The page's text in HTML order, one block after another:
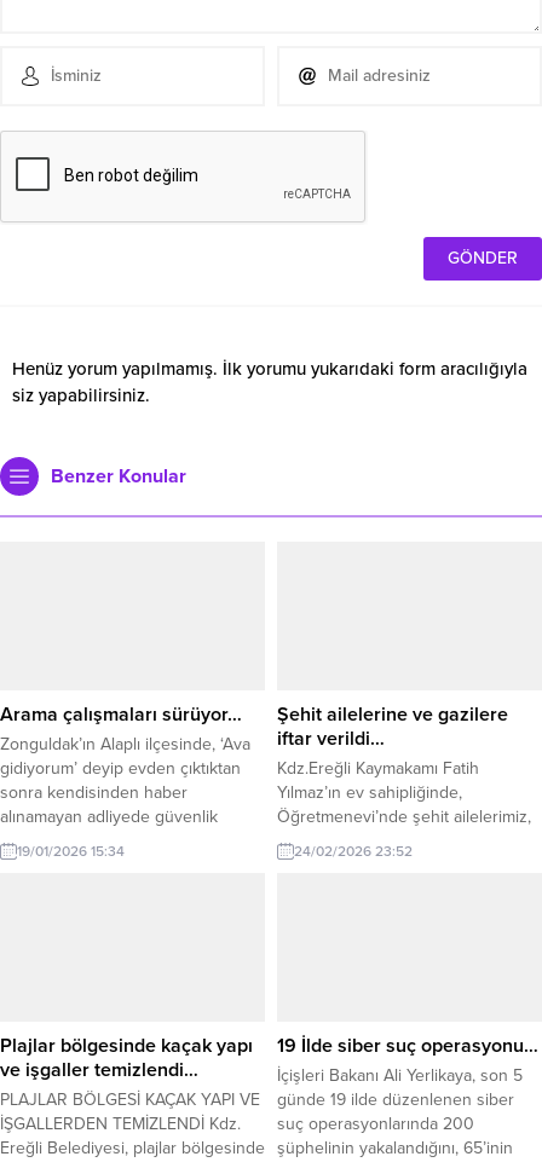
Henüz yorum yapılmamış. İlk yorumu yukarıdaki form aracılığıyla
siz yapabilirsiniz.
Benzer Konular
Arama çalışmaları sürüyor…
Zonguldak’ın Alaplı ilçesinde, ‘Ava
gidiyorum’ deyip evden çıktıktan
sonra kendisinden haber
alınamayan adliyede güvenlik
görevlisi Mustafa Uçar’ı (31) arama
çalışmaları 2’nci gününde sürüyor.
İhbar...
19/01/2026 15:34
Şehit ailelerine ve gazilere
iftar verildi…
Kdz.Ereğli Kaymakamı Fatih
Yılmaz’ın ev sahipliğinde,
Öğretmenevi’nde şehit ailelerimiz,
gazilerimiz ve gazi yakınlarımızın
katılımıyla iftar programı
tacı olduğunu vurguladı. Gazilerin
cesaret ve fedakârlıklarıyla milletin
gönlünde...
24/02/2026 23:52
Plajlar bölgesinde kaçak yapı
ve işgaller temizlendi…
PLAJLAR BÖLGESİ KAÇAK YAPI VE
İŞGALLERDEN TEMİZLENDİ Kdz.
Ereğli Belediyesi, plajlar bölgesinde
19 İlde siber suç operasyonu…
İçişleri Bakanı Ali Yerlikaya, son 5
günde 19 ilde düzenlenen siber
suç operasyonlarında 200
şüphelinin yakalandığını, 65’inin